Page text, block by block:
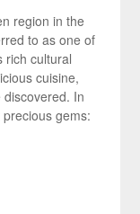
region in the
to as one of
rich cultural
cuisine,
In
gems: